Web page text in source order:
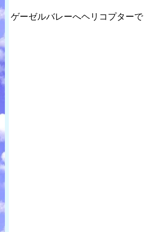
ゲーゼルバレーへヘリコプターで